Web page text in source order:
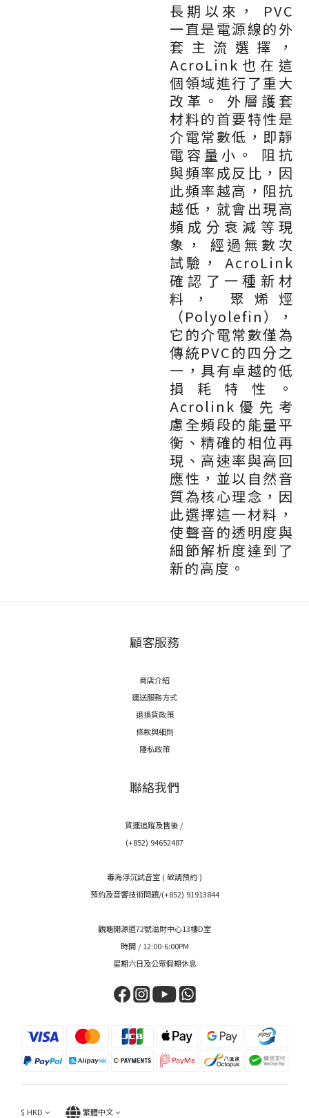
長期以來， PVC
一直是電源線的外
套主流選擇，
AcroLink也在這
個領域進行了重大
改革。 外層護套
材料的首要特性是
介電常數低，即靜
電容量小。 阻抗
與頻率成反比，因
此頻率越高，阻抗
越低，就會出現高
頻成分衰減等現
象， 經過無數次
試驗， AcroLink
確認了一種新材
料， 聚烯烴
（Polyolefin），
它的介電常數僅為
傳統PVC的四分之
一，具有卓越的低
損耗特性。
Acrolink優先考
慮全頻段的能量平
衡、精確的相位再
現、高速率與高回
應性，並以自然音
質為核心理念，因
此選擇這一材料，
使聲音的透明度與
細節解析度達到了
新的高度。
顧客服務
商店介紹
運送服務方式
退換貨政策
條款與細則
隱私政策
聯絡我們
貨運追蹤及售後 /
(+852) 94652487
毒海浮沉試音室 ( 敬請預約 )
預約及音響技術問題/(+852) 91913844
觀塘開源道72號溢財中心13樓D室
時間 / 12:00-6:00PM
星期六日及公眾假期休息
$ HKD 繁體中文